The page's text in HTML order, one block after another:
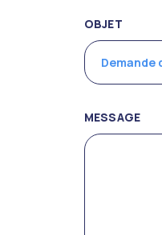
OBJET
MESSAGE